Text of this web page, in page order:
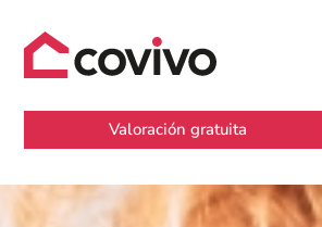
Valoración gratuita